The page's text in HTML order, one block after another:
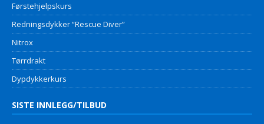
Førstehjelpskurs
Redningsdykker “Rescue Diver”
Nitrox
Tørrdrakt
Dypdykkerkurs
SISTE INNLEGG/TILBUD